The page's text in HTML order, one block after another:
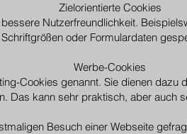
Zielorientierte Cookies
Nutzerfreundlichkeit.
Schriftgrößen oder Formulardaten
Werbe-Cookies
Cookies genannt. Sie dienen
Das kann sehr praktisch, aber auch
Besuch einer Webseite